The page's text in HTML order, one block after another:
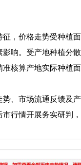
，价格走势受种植
响。受产地种植分
核算产地实际种植
、市场流通反馈及
行情开展务实研判